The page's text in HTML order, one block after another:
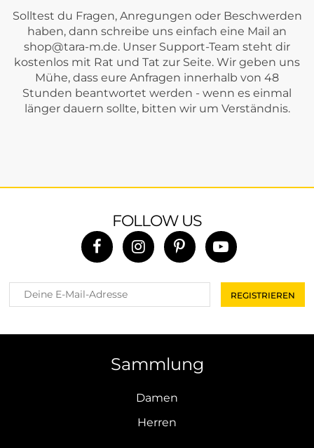
Solltest du Fragen, Anregungen oder Beschwerden
haben, dann schreibe uns einfach eine Mail an
shop@tara-m.de. Unser Support-Team steht dir
kostenlos mit Rat und Tat zur Seite. Wir geben uns
Mühe, dass eure Anfragen innerhalb von 48
Stunden beantwortet werden - wenn es einmal
länger dauern sollte, bitten wir um Verständnis.
FOLLOW US
Sammlung
Damen
Herren